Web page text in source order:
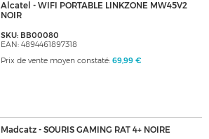
Alcatel - WIFI PORTABLE LINKZONE MW45V2
NOIR
SKU: BB00080
EAN: 4894461897318
Prix de vente moyen constaté: 69,99 €
Madcatz - SOURIS GAMING RAT 4+ NOIRE